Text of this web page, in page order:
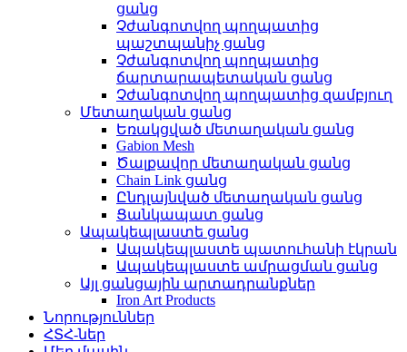
ցանց
Չժանգոտվող պողպատից
պաշտպանիչ ցանց
Չժանգոտվող պողպատից
ճարտարապետական ​​ցանց
Չժանգոտվող պողպատից զամբյուղ
Մետաղական ցանց
Եռակցված մետաղական ցանց
Gabion Mesh
Ծալքավոր մետաղական ցանց
Chain Link ցանց
Ընդլայնված մետաղական ցանց
Ցանկապատ ցանց
Ապակեպլաստե ցանց
Ապակեպլաստե պատուհանի էկրան
Ապակեպլաստե ամրացման ցանց
Այլ ցանցային արտադրանքներ
Iron Art Products
Նորություններ
ՀՏՀ-ներ